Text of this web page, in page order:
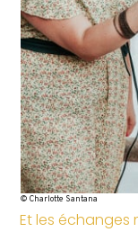
© Charlotte Santana
Et les échanges